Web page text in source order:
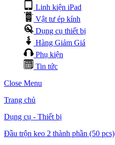
Linh kiện iPad
Vật tư ép kính
Dụng cụ thiết bị
Hàng Giảm Giá
Phụ kiện
Tin tức
Close Menu
Trang chủ
Dụng cụ - Thiết bị
Đầu trộn keo 2 thành phần (50 pcs)